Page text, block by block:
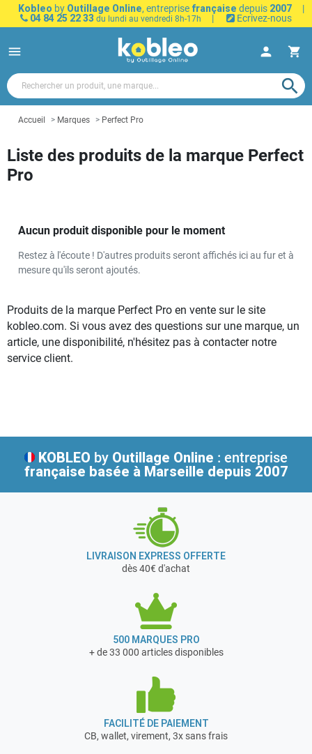
Kobleo by Outillage Online, entreprise française depuis 2007
|
04 84 25 22 33 du lundi au vendredi 8h-17h | Ecrivez-nous
menu person shopping_cart
search
Accueil Marques Perfect Pro
Liste des produits de la marque Perfect
Pro
Aucun produit disponible pour le moment
Restez à l'écoute ! D'autres produits seront affichés ici au fur et à
mesure qu'ils seront ajoutés.
Produits de la marque Perfect Pro en vente sur le site
kobleo.com. Si vous avez des questions sur une marque, un
article, une disponibilité, n'hésitez pas à contacter notre
service client.
KOBLEO by Outillage Online : entreprise
française basée à Marseille depuis 2007
LIVRAISON EXPRESS OFFERTE
dès 40€ d'achat
500 MARQUES PRO
+ de 33 000 articles disponibles
FACILITÉ DE PAIEMENT
CB, wallet, virement, 3x sans frais